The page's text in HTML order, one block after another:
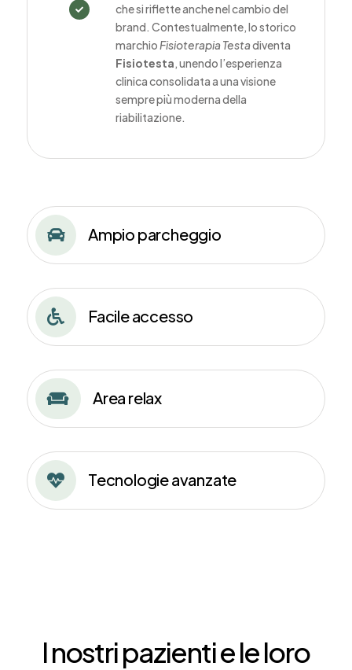

che si riflette anche nel cambio del
brand. Contestualmente, lo storico
marchio Fisioterapia Testadiventa
Fisiotesta , unendo l’esperienza
clinica consolidata a una visione
sempre più moderna della
riabilitazione.
 Ampio parcheggio
 Facile accesso
 Area relax
 Tecnologie avanzate
I nostri pazienti e le loro